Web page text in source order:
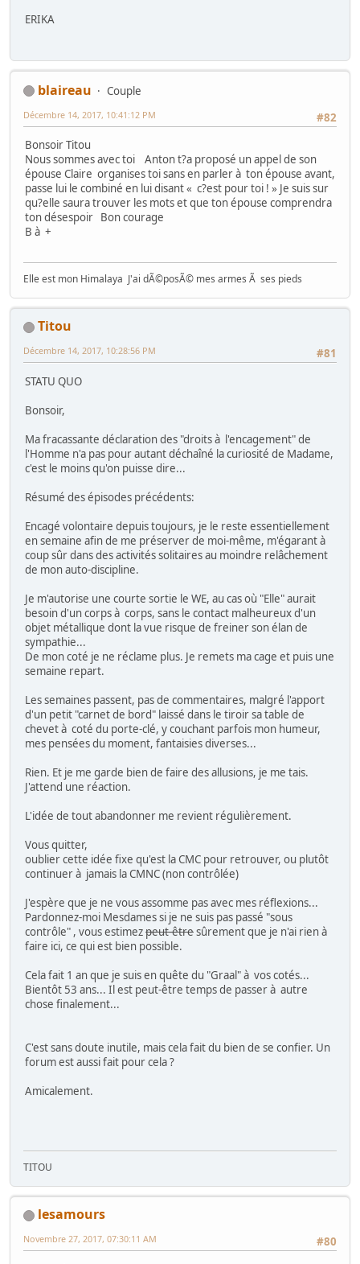
ERIKA
blaireau
Couple
#82
Décembre 14, 2017, 10:41:12 PM
Bonsoir Titou
Nous sommes avec toi Anton t?a proposé un appel de son
épouse Claire organises toi sans en parler à ton épouse avant,
passe lui le combiné en lui disant « c?est pour toi ! » Je suis sur
qu?elle saura trouver les mots et que ton épouse comprendra
ton désespoir Bon courage
B à +
Elle est mon Himalaya J'ai dÃ©posÃ© mes armes Ã ses pieds
Titou
#81
Décembre 14, 2017, 10:28:56 PM
STATU QUO
Bonsoir,
Ma fracassante déclaration des "droits à l'encagement" de
l'Homme n'a pas pour autant déchaîné la curiosité de Madame,
c'est le moins qu'on puisse dire...
Résumé des épisodes précédents:
Encagé volontaire depuis toujours, je le reste essentiellement
en semaine afin de me préserver de moi-même, m'égarant à
coup sûr dans des activités solitaires au moindre relâchement
de mon auto-discipline.
Je m'autorise une courte sortie le WE, au cas où "Elle" aurait
besoin d'un corps à corps, sans le contact malheureux d'un
objet métallique dont la vue risque de freiner son élan de
sympathie...
De mon coté je ne réclame plus. Je remets ma cage et puis une
semaine repart.
Les semaines passent, pas de commentaires, malgré l'apport
d'un petit "carnet de bord" laissé dans le tiroir sa table de
chevet à coté du porte-clé, y couchant parfois mon humeur,
mes pensées du moment, fantaisies diverses...
Rien. Et je me garde bien de faire des allusions, je me tais.
J'attend une réaction.
L'idée de tout abandonner me revient régulièrement.
Vous quitter,
oublier cette idée fixe qu'est la CMC pour retrouver, ou plutôt
continuer à jamais la CMNC (non contrôlée)
J'espère que je ne vous assomme pas avec mes réflexions...
Pardonnez-moi Mesdames si je ne suis pas passé "sous
contrôle" , vous estimezpeut-êtresûrement que je n'ai rien à
faire ici, ce qui est bien possible.
Cela fait 1 an que je suis en quête du "Graal" à vos cotés...
Bientôt 53 ans... Il est peut-être temps de passer à autre
chose finalement...
C'est sans doute inutile, mais cela fait du bien de se confier. Un
forum est aussi fait pour cela ?
Amicalement.
TITOU
lesamours
#80
Novembre 27, 2017, 07:30:11 AM